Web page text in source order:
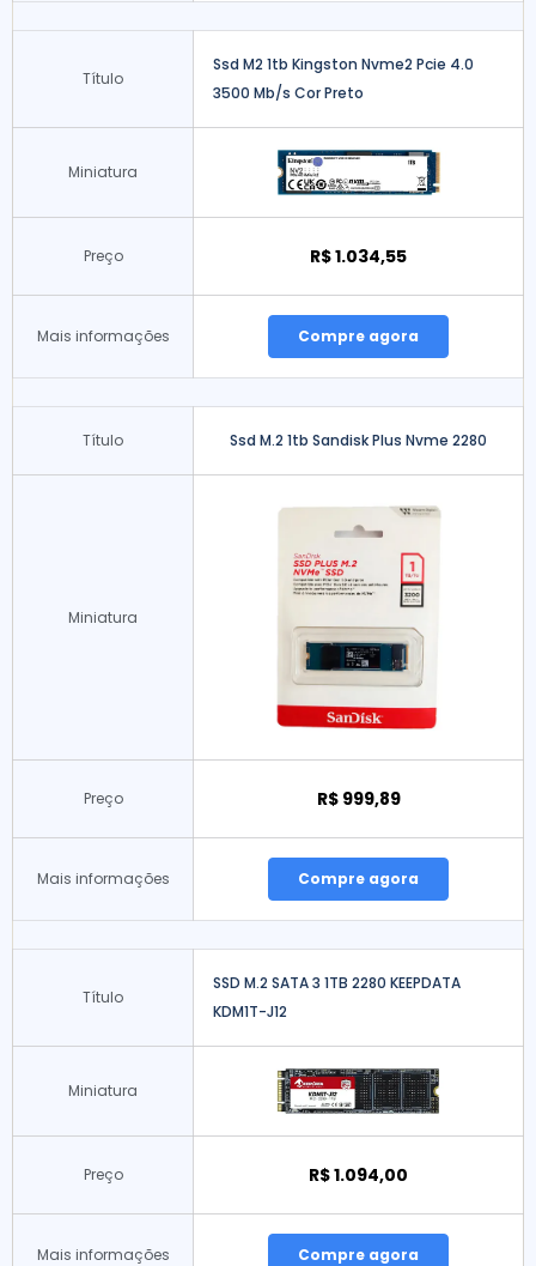
Título
Ssd M2 1tb Kingston Nvme2 Pcie 4.0
3500 Mb/s Cor Preto
Miniatura
Preço R$ 1.034,55
Mais informações Compre agora
Título Ssd M.2 1tb Sandisk Plus Nvme 2280
Miniatura
Preço R$ 999,89
Mais informações Compre agora
Título
SSD M.2 SATA 3 1TB 2280 KEEPDATA
KDM1T-J12
Miniatura
Preço R$ 1.094,00
Mais informações Compre agora